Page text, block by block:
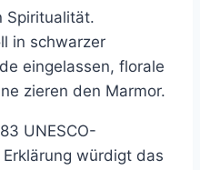
Spiritualität.
in schwarzer
eingelassen, florale
zieren den Marmor.
UNESCO-
würdigt das